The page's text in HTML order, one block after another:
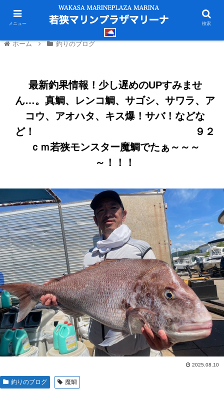
ホーム 釣りのブログ
最新釣果情報！少し遅めのUPすみませ
ん…。真鯛、レンコ鯛、サゴシ、サワラ、ア
コウ、アオハタ、キス爆！サバ！などな
ど！ ９２
ｃｍ若狭モンスター魔鯛でたぁ～～～
～！！！
2025.08.10
釣りのブログ 魔鯛
メニュー 検索